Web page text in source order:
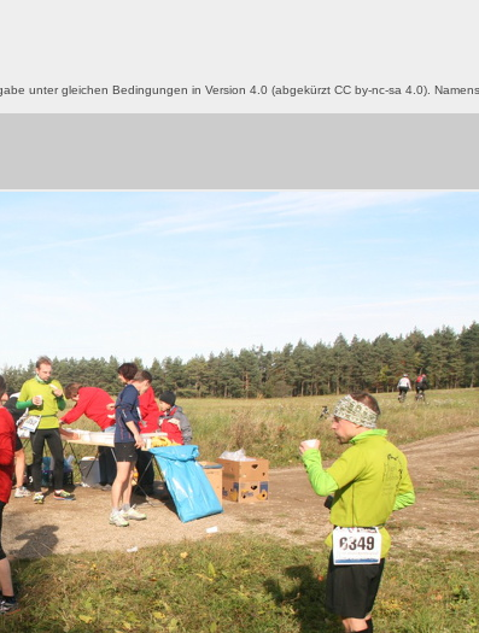
unter gleichen Bedingungen in Version 4.0 (abgekürzt CC by-nc-sa 4.0).